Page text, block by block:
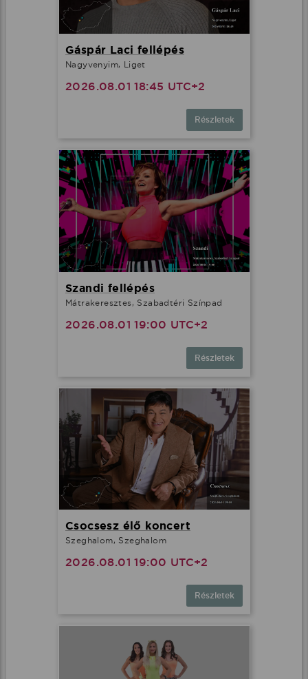
Gáspár Laci fellépés
Nagyvenyim, Liget
2026.08.01 18:45 UTC+2
Részletek
Szandi fellépés
Mátrakeresztes, Szabadtéri Színpad
2026.08.01 19:00 UTC+2
Részletek
Csocsesz élő koncert
Szeghalom, Szeghalom
2026.08.01 19:00 UTC+2
Részletek